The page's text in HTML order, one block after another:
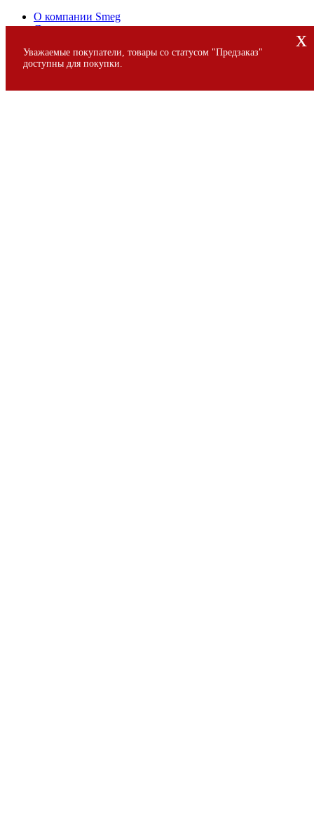
x
Уважаемые покупатели, товары со статусом "Предзаказ"
доступны для покупки.
О компании Smeg
Доставка и оплата
Сервис